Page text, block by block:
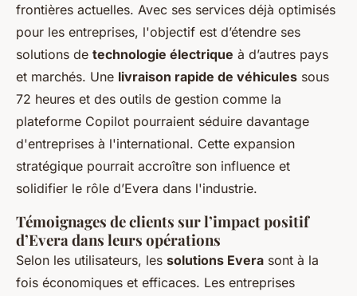
frontières actuelles. Avec ses services déjà optimisés
pour les entreprises, l'objectif est d’étendre ses
solutions de technologie électrique à d’autres pays
et marchés. Une livraison rapide de véhicules sous
72 heures et des outils de gestion comme la
plateforme Copilot pourraient séduire davantage
d'entreprises à l'international. Cette expansion
stratégique pourrait accroître son influence et
solidifier le rôle d’Evera dans l'industrie.
Témoignages de clients sur l’impact positif
d’Evera dans leurs opérations
Selon les utilisateurs, les solutions Evera sont à la
fois économiques et efficaces. Les entreprises